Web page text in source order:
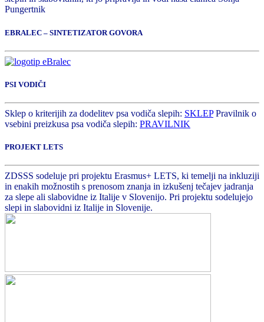
Pungertnik
EBRALEC – SINTETIZATOR GOVORA
PSI VODIČI
Sklep o kriterijih za dodelitev psa vodiča slepih: SKLEPPravilnik o
vsebini preizkusa psa vodiča slepih: PRAVILNIK
PROJEKT LETS
ZDSSS sodeluje pri projektu Erasmus+ LETS, ki temelji na inkluziji
in enakih možnostih s prenosom znanja in izkušenj tečajev jadranja
za slepe ali slabovidne iz Italije v Slovenijo. Pri projektu sodelujejo
slepi in slabovidni iz Italije in Slovenije.